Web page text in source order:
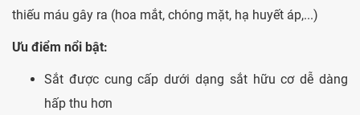
thiếu máu gây ra (hoa mắt, chóng mặt, hạ huyết áp,...)
Ưu điểm nổi bật:
Sắt được cung cấp dưới dạng sắt hữu cơ dễ dàng
hấp thu hơn